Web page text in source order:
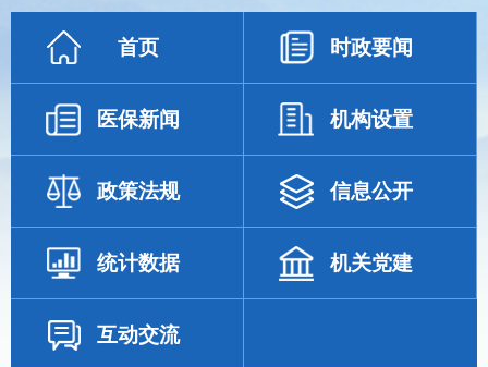
首页 时政要闻
医保新闻 机构设置
政策法规 信息公开
统计数据 机关党建
互动交流